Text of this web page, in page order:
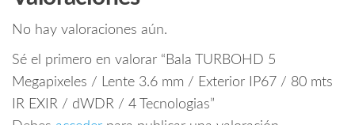
No hay valoraciones aún.
Sé el primero en valorar “Bala TURBOHD 5
Megapixeles / Lente 3.6 mm / Exterior IP67 / 80 mts
IR EXIR / dWDR / 4 Tecnologias”